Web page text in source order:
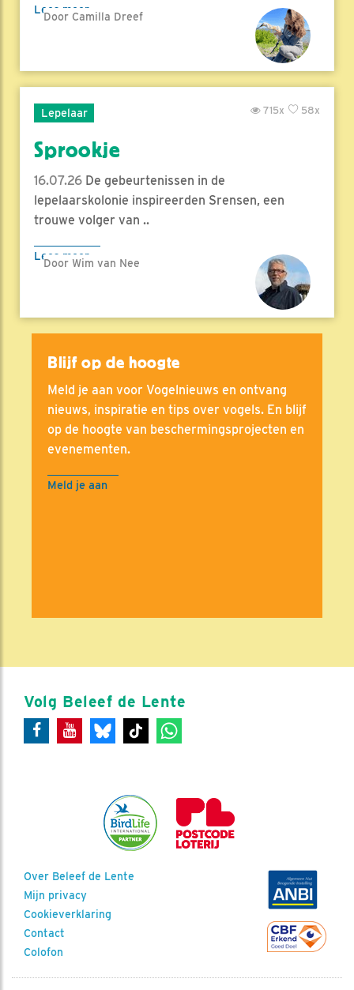
Lees meer
Door Camilla Dreef
Lepelaar 58x
715x
Sprookje
16.07.26 De gebeurtenissen in de
lepelaarskolonie inspireerden Srensen, een
trouwe volger van ..
Lees meer
Door Wim van Nee
Blijf op de hoogte
Meld je aan voor Vogelnieuws en ontvang
nieuws, inspiratie en tips over vogels. En blijf
op de hoogte van beschermingsprojecten en
evenementen.
Meld je aan
Volg Beleef de Lente
Over Beleef de Lente
Mijn privacy
Cookieverklaring
Contact
Colofon